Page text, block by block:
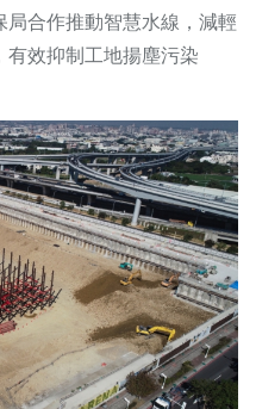
合作推動智慧水線，減輕
有效抑制工地揚塵污染